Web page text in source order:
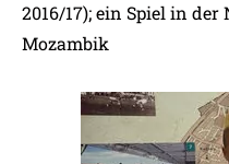
2016/17); ein Spiel in
Mozambik